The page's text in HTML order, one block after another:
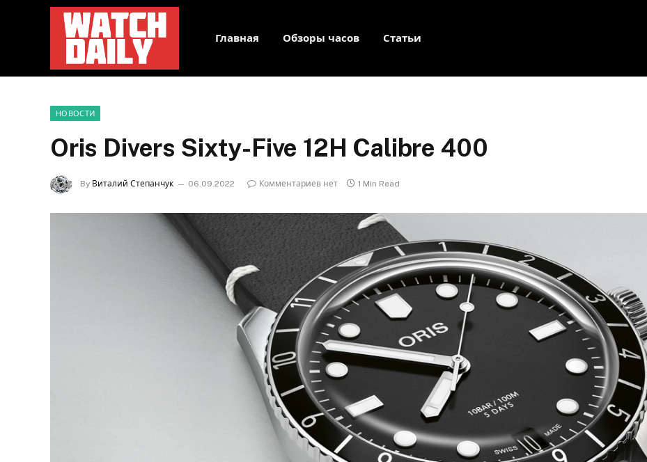
Главная Обзоры часов Статьи
НОВОСТИ
Oris Divers Sixty-Five 12H Calibre 400
By Виталий Степанчук 06.09.2022 Комментариев нет 1 Min Read